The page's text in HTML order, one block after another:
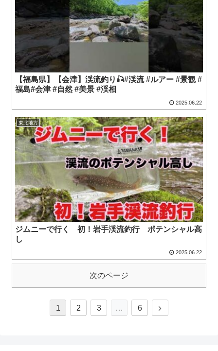
【福島県】【会津】渓流釣り🎣#渓流 #ルアー #景観 #
福島#会津 #自然 #美景 #渓相
2025.06.22
東北地方
ジムニーで行く 初！岩手渓流釣行 ポテンシャル高
し
2025.06.22
次のページ
1 2 3 … 6